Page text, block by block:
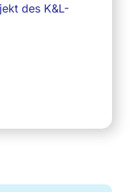
des K&L-